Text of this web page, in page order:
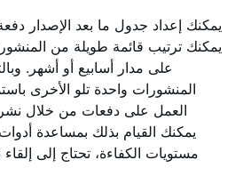
يمكنك إعداد جدول ما بعد الإصدار
على مدار أسابيع أو أشهر.
المنشورات واحدة تلو الأخرى
العمل على دفعات من خلال
يمكنك القيام بذلك بمساعدة
مستويات الكفاءة، تحتاج إلى